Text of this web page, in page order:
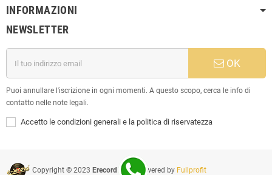
INFORMAZIONI
NEWSLETTER
OK
Puoi annullare l'iscrizione in ogni momenti. A questo scopo, cerca le info di
contatto nelle note legali.
Accetto le condizioni generali e la politica di riservatezza
Copyright © 2023 Erecord Srl| Powered by Fullprofit